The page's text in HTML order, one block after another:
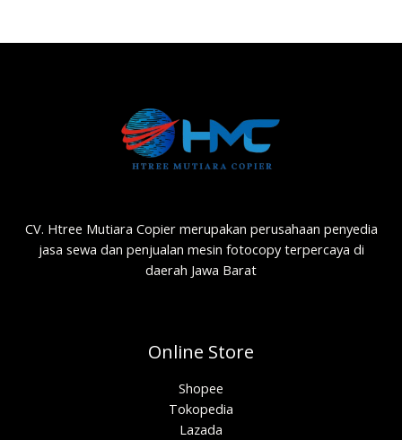
CV. Htree Mutiara Copier merupakan perusahaan penyedia
jasa sewa dan penjualan mesin fotocopy terpercaya di
daerah Jawa Barat
Online Store
Shopee
Tokopedia
Lazada